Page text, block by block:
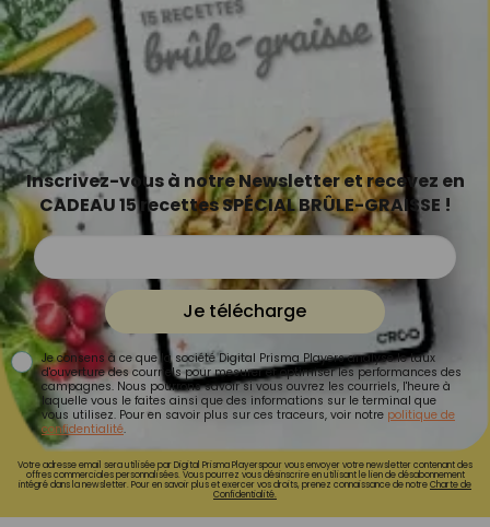
Inscrivez-vous à notre Newsletter et recevez en
CADEAU 15 recettes SPÉCIAL BRÛLE-GRAISSE !
Je télécharge
Je consens à ce que la société Digital Prisma Players analyse le taux
d'ouverture des courriels pour mesurer et optimiser les performances des
campagnes. Nous pourrons savoir si vous ouvrez les courriels, l'heure à
laquelle vous le faites ainsi que des informations sur le terminal que
vous utilisez. Pour en savoir plus sur ces traceurs, voir notre politique de
confidentialité.
Votre adresse email sera utilisée par Digital Prisma Playerspour vous envoyer votre newsletter contenant des
offres commerciales personnalisées. Vous pourrez vous désinscrire en utilisant le lien de désabonnement
intégré dans la newsletter. Pour en savoir plus et exercer vos droits, prenez connaissance de notreCharte de
Confidentialité.